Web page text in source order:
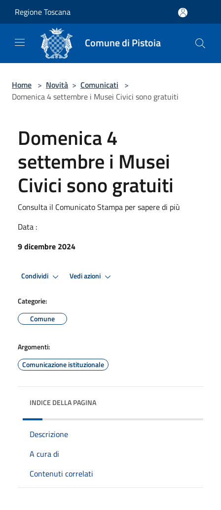
Regione Toscana
Comune di Pistoia
Home > Novità > Comunicati >
Domenica 4 settembre i Musei Civici sono gratuiti
Domenica 4
settembre i Musei
Civici sono gratuiti
Consulta il Comunicato Stampa per sapere di più
Data :
9 dicembre 2024
Condividi Vedi azioni
Categorie:
Comune
Argomenti:
Comunicazione istituzionale
INDICE DELLA PAGINA
Descrizione
A cura di
Contenuti correlati